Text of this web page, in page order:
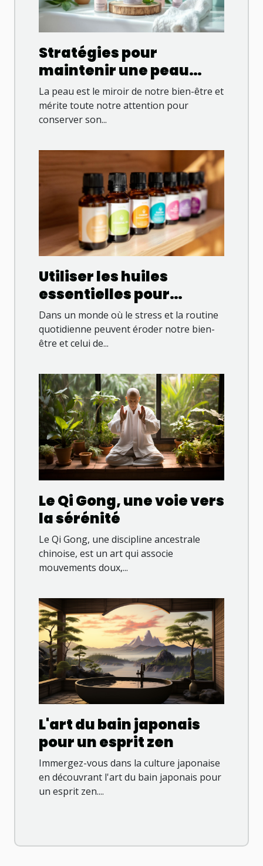
Stratégies pour
maintenir une peau
hydratée en toute
saison
La peau est le miroir de notre bien-être et
mérite toute notre attention pour
conserver son...
Utiliser les huiles
essentielles pour
améliorer le bien-être
familial
Dans un monde où le stress et la routine
quotidienne peuvent éroder notre bien-
être et celui de...
Le Qi Gong, une voie vers
la sérénité
Le Qi Gong, une discipline ancestrale
chinoise, est un art qui associe
mouvements doux,...
L'art du bain japonais
pour un esprit zen
Immergez-vous dans la culture japonaise
en découvrant l'art du bain japonais pour
un esprit zen....